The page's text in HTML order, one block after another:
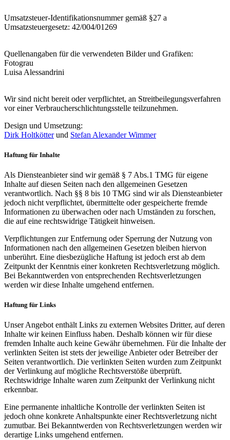
Umsatzsteuer-Identifikationsnummer gemäß §27 a
Umsatzsteuergesetz: 42/004/01269
Quellenangaben für die verwendeten Bilder und Grafiken:
Fotograu
Luisa Alessandrini
Wir sind nicht bereit oder verpflichtet, an Streitbeilegungsverfahren
vor einer Verbraucherschlichtungsstelle teilzunehmen.
Design und Umsetzung:
Dirk Holtkötterund Stefan Alexander Wimmer
Haftung für Inhalte
Als Diensteanbieter sind wir gemäß § 7 Abs.1 TMG für eigene
Inhalte auf diesen Seiten nach den allgemeinen Gesetzen
verantwortlich. Nach §§ 8 bis 10 TMG sind wir als Diensteanbieter
jedoch nicht verpflichtet, übermittelte oder gespeicherte fremde
Informationen zu überwachen oder nach Umständen zu forschen,
die auf eine rechtswidrige Tätigkeit hinweisen.
Verpflichtungen zur Entfernung oder Sperrung der Nutzung von
Informationen nach den allgemeinen Gesetzen bleiben hiervon
unberührt. Eine diesbezügliche Haftung ist jedoch erst ab dem
Zeitpunkt der Kenntnis einer konkreten Rechtsverletzung möglich.
Bei Bekanntwerden von entsprechenden Rechtsverletzungen
werden wir diese Inhalte umgehend entfernen.
Haftung für Links
Unser Angebot enthält Links zu externen Websites Dritter, auf deren
Inhalte wir keinen Einfluss haben. Deshalb können wir für diese
fremden Inhalte auch keine Gewähr übernehmen. Für die Inhalte der
verlinkten Seiten ist stets der jeweilige Anbieter oder Betreiber der
Seiten verantwortlich. Die verlinkten Seiten wurden zum Zeitpunkt
der Verlinkung auf mögliche Rechtsverstöße überprüft.
Rechtswidrige Inhalte waren zum Zeitpunkt der Verlinkung nicht
erkennbar.
Eine permanente inhaltliche Kontrolle der verlinkten Seiten ist
jedoch ohne konkrete Anhaltspunkte einer Rechtsverletzung nicht
zumutbar. Bei Bekanntwerden von Rechtsverletzungen werden wir
derartige Links umgehend entfernen.